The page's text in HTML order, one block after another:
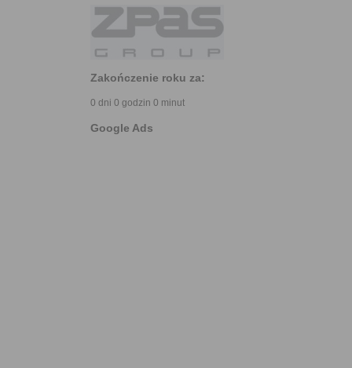
Zakończenie roku za:
0 dni 0 godzin 0 minut
Google Ads